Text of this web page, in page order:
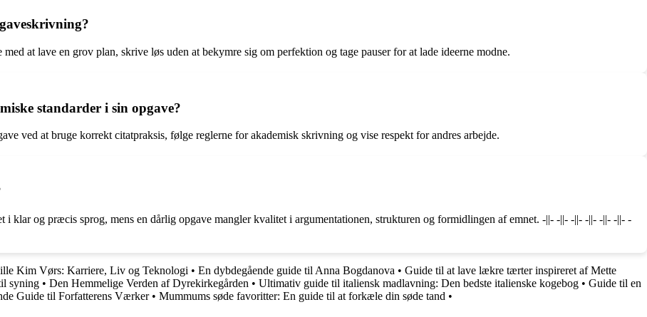
at lave en grov plan, skrive løs uden at bekymre sig om perfektion og tage pauser for at lade ideerne modne.
standarder i sin opgave?
ved at bruge korrekt citatpraksis, følge reglerne for akademisk skrivning og vise respekt for andres arbejde.
klar og præcis sprog, mens en dårlig opgave mangler kvalitet i argumentationen, strukturen og formidlingen af emnet. -||- -||- -||- -||- -||- -||- -
Kim Vørs: Karriere, Liv og Teknologi • En dybdegående guide til Anna Bogdanova • Guide til at lave lækre tærter inspireret af Mette
syning • Den Hemmelige Verden af Dyrekirkegården • Ultimativ guide til italiensk madlavning: Den bedste italienske kogebog • Guide til en
Guide til Forfatterens Værker• Mummums søde favoritter: En guide til at forkæle din søde tand •